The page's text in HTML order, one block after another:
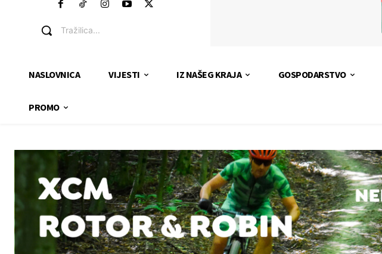
Tražilica...
NASLOVNICA VIJESTI IZ NAŠEG KRAJA GOSPODARSTVO
PROMO